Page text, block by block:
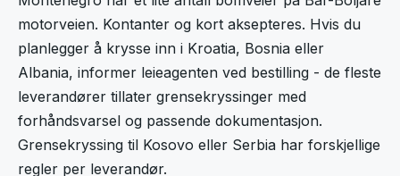
motorveien. Kontanter og kort aksepteres. Hvis du
planlegger å krysse inn i Kroatia, Bosnia eller
Albania, informer leieagenten ved bestilling - de fleste
leverandører tillater grensekryssinger med
forhåndsvarsel og passende dokumentasjon.
Grensekryssing til Kosovo eller Serbia har forskjellige
regler per leverandør.